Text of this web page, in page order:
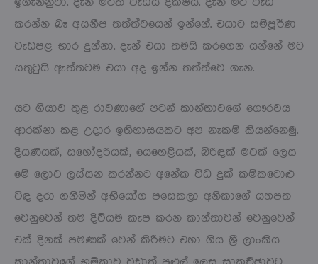
ඉගැන්නුවා. දැන් මටත් වැඩිය දක්ෂයි. දැන් මට වැඩ
කරන්න බෑ අසනීප තත්ත්වයෙන් ඉන්නේ. එයාට සම්පූර්ණ
වැඩපළ භාර දුන්නා. දැන් එයා තමයි කරගෙන යන්නේ මට
සතුටුයි ඇත්තටම එයා අද ඉන්න තත්ත්වෙ ගැන.
යට ගියාව තුළ රාවණාගේ පටන් කාන්තාවගේ ගෞරවය
ආරක්ෂා කළ උදාර ඉතිහාසයකට අප නෑකම් කියන්නෙමු.
දියණියක්, සහෝදරියක්, යෙහෙළියක්, බිරිඳක් මවක් ලෙස
මේ ලොව ලස්සන කරන්නට අනේක විධ දුක් කම්කටොළු
විඳ දරා ගනිමින් අභියෝග පසෙකලා අනිකාගේ යහපත
වෙනුවෙන් තම දිවියම කැප කරන කාන්තාවන් වෙනුවෙන්
එක් දිනක් පමණක් වෙන් කිරීමට එහා ගිය ශ්‍රී ලාංකිය